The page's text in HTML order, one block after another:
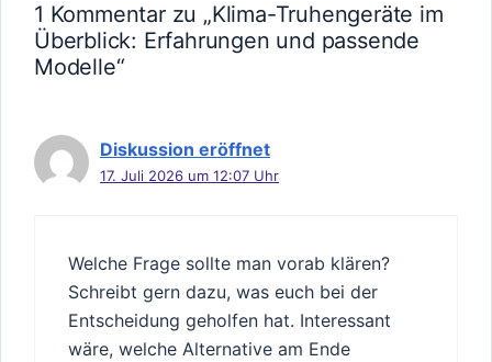
1 Kommentar zu „Klima-Truhengeräte im
Überblick: Erfahrungen und passende
Modelle“
Diskussion eröffnet
17. Juli 2026 um 12:07 Uhr
Welche Frage sollte man vorab klären?
Schreibt gern dazu, was euch bei der
Entscheidung geholfen hat. Interessant
wäre, welche Alternative am Ende